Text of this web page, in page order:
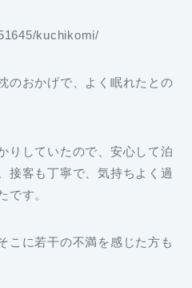
kuchikomi/
接客も丁寧で、気持ちよく過
です。